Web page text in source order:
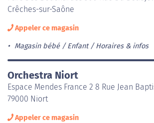
Crêches-sur-Saône
Appeler ce magasin
Magasin bébé / Enfant Horaires & infos
Orchestra Niort
Espace Mendes France 2 8 Rue Jean
79000 Niort
Appeler ce magasin